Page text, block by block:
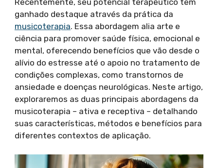
Recentemente, seu potencial terapêutico tem
ganhado destaque através da prática da
musicoterapia. Essa abordagem alia arte e
ciência para promover saúde física, emocional e
mental, oferecendo benefícios que vão desde o
alívio do estresse até o apoio no tratamento de
condições complexas, como transtornos de
ansiedade e doenças neurológicas. Neste artigo,
exploraremos as duas principais abordagens da
musicoterapia – ativa e receptiva – detalhando
suas características, métodos e benefícios para
diferentes contextos de aplicação.